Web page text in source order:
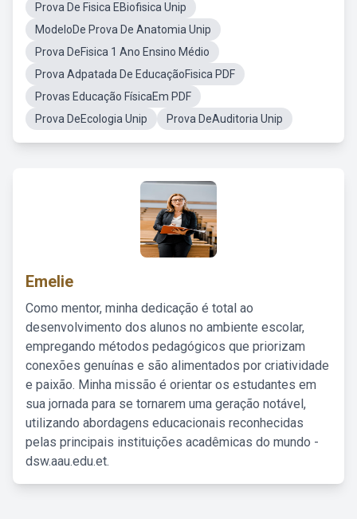
Prova De Fisica EBiofisica Unip
ModeloDe Prova De Anatomia Unip
Prova DeFisica 1 Ano Ensino Médio
Prova Adpatada De EducaçãoFisica PDF
Provas Educação FísicaEm PDF
Prova DeEcologia Unip
Prova DeAuditoria Unip
Emelie
Como mentor, minha dedicação é total ao
desenvolvimento dos alunos no ambiente escolar,
empregando métodos pedagógicos que priorizam
conexões genuínas e são alimentados por criatividade
e paixão. Minha missão é orientar os estudantes em
sua jornada para se tornarem uma geração notável,
utilizando abordagens educacionais reconhecidas
pelas principais instituições acadêmicas do mundo -
dsw.aau.edu.et.